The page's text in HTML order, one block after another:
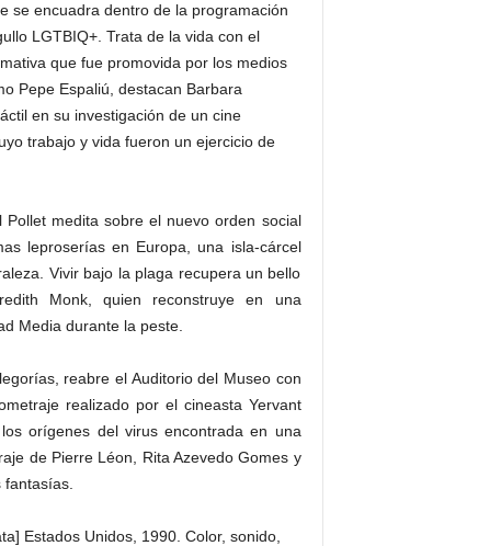
se encuadra dentro de la programación
LGTBIQ+. Trata de la vida con el
que fue promovida por los medios
Pepe Espaliú, destacan Barbara
en su investigación de un cine
trabajo y vida fueron un ejercicio de
medita sobre el nuevo orden social
leproserías en Europa, una isla-cárcel
Vivir bajo la plaga recupera un bello
Monk, quien reconstruye en una
Media durante la peste.
reabre el Auditorio del Museo con
realizado por el cineasta Yervant
orígenes del virus encontrada en una
de Pierre Léon, Rita Azevedo Gomes y
Estados Unidos, 1990. Color, sonido,